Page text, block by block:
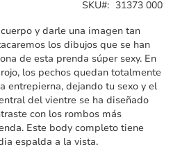
SKU
31373 000
y darle una imagen tan
los dibujos que se han
de esta prenda súper sexy. En
los pechos quedan totalmente
entrepierna, dejando tu sexo y el
del vientre se ha diseñado
con los rombos más
Este body completo tiene
espalda a la vista.